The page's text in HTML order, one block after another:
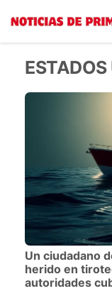
contenido
ESTADOS
Un ciudadano
herido en
autoridades